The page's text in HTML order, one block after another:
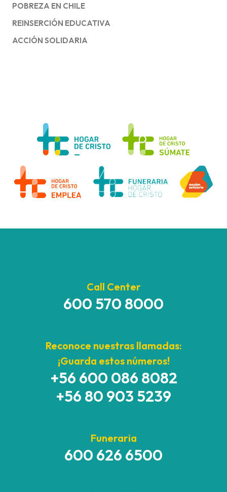
POBREZA EN CHILE
REINSERCIÓN EDUCATIVA
ACCIÓN SOLIDARIA
Call Center
600 570 8000
Reconoce nuestras llamadas:
¡Guarda estos números!
+56 600 086 8082
+56 80 903 5239
Funeraria
600 626 6500